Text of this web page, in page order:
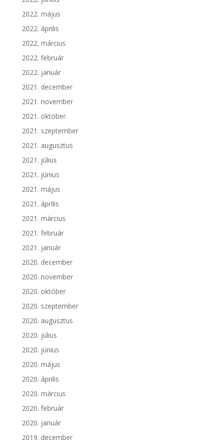
2022. május
2022. április
2022. március
2022. február
2022. január
2021. december
2021. november
2021. október
2021. szeptember
2021. augusztus
2021. július
2021. június
2021. május
2021. április
2021. március
2021. február
2021. január
2020. december
2020. november
2020. október
2020. szeptember
2020. augusztus
2020. július
2020. június
2020. május
2020. április
2020. március
2020. február
2020. január
2019. december